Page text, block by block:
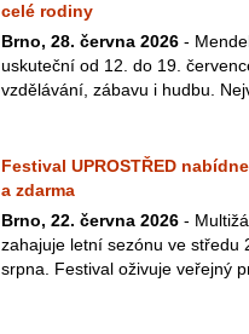
celé rodiny
Brno, 28. června 2026 -
uskuteční od 12. do 19.
vzdělávání, zábavu i hudbu.
Festival UPROSTŘED
a zdarma
Brno, 22. června 2026 -
zahajuje letní sezónu ve středu
srpna. Festival oživuje veřejný